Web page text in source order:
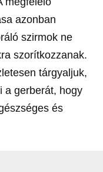
azonban
szirmok ne
szorítkozzanak.
tárgyaljuk,
a gerberát, hogy
és